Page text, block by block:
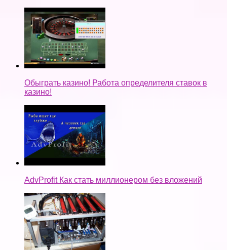
Обыграть казино! Работа определителя ставок в
казино!
AdvProfit Как стать миллионером без вложений